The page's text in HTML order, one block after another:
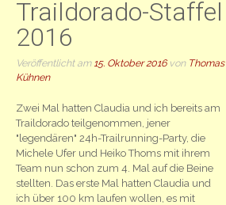
Traildorado-Staffel
2016
Veröffentlicht am 15. Oktober 2016von Thomas
Kühnen
Zwei Mal hatten Claudia und ich bereits am
Traildorado teilgenommen, jener
"legendären" 24h-Trailrunning-Party, die
Michele Ufer und Heiko Thoms mit ihrem
Team nun schon zum 4. Mal auf die Beine
stellten. Das erste Mal hatten Claudia und
ich über 100 km laufen wollen, es mit